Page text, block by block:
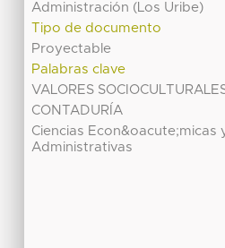
Administración (Los Uribe)
Tipo de documento
Proyectable
Palabras clave
VALORES
CONTADURÍA
Ciencias Econ&oacute;micas
Administrativas